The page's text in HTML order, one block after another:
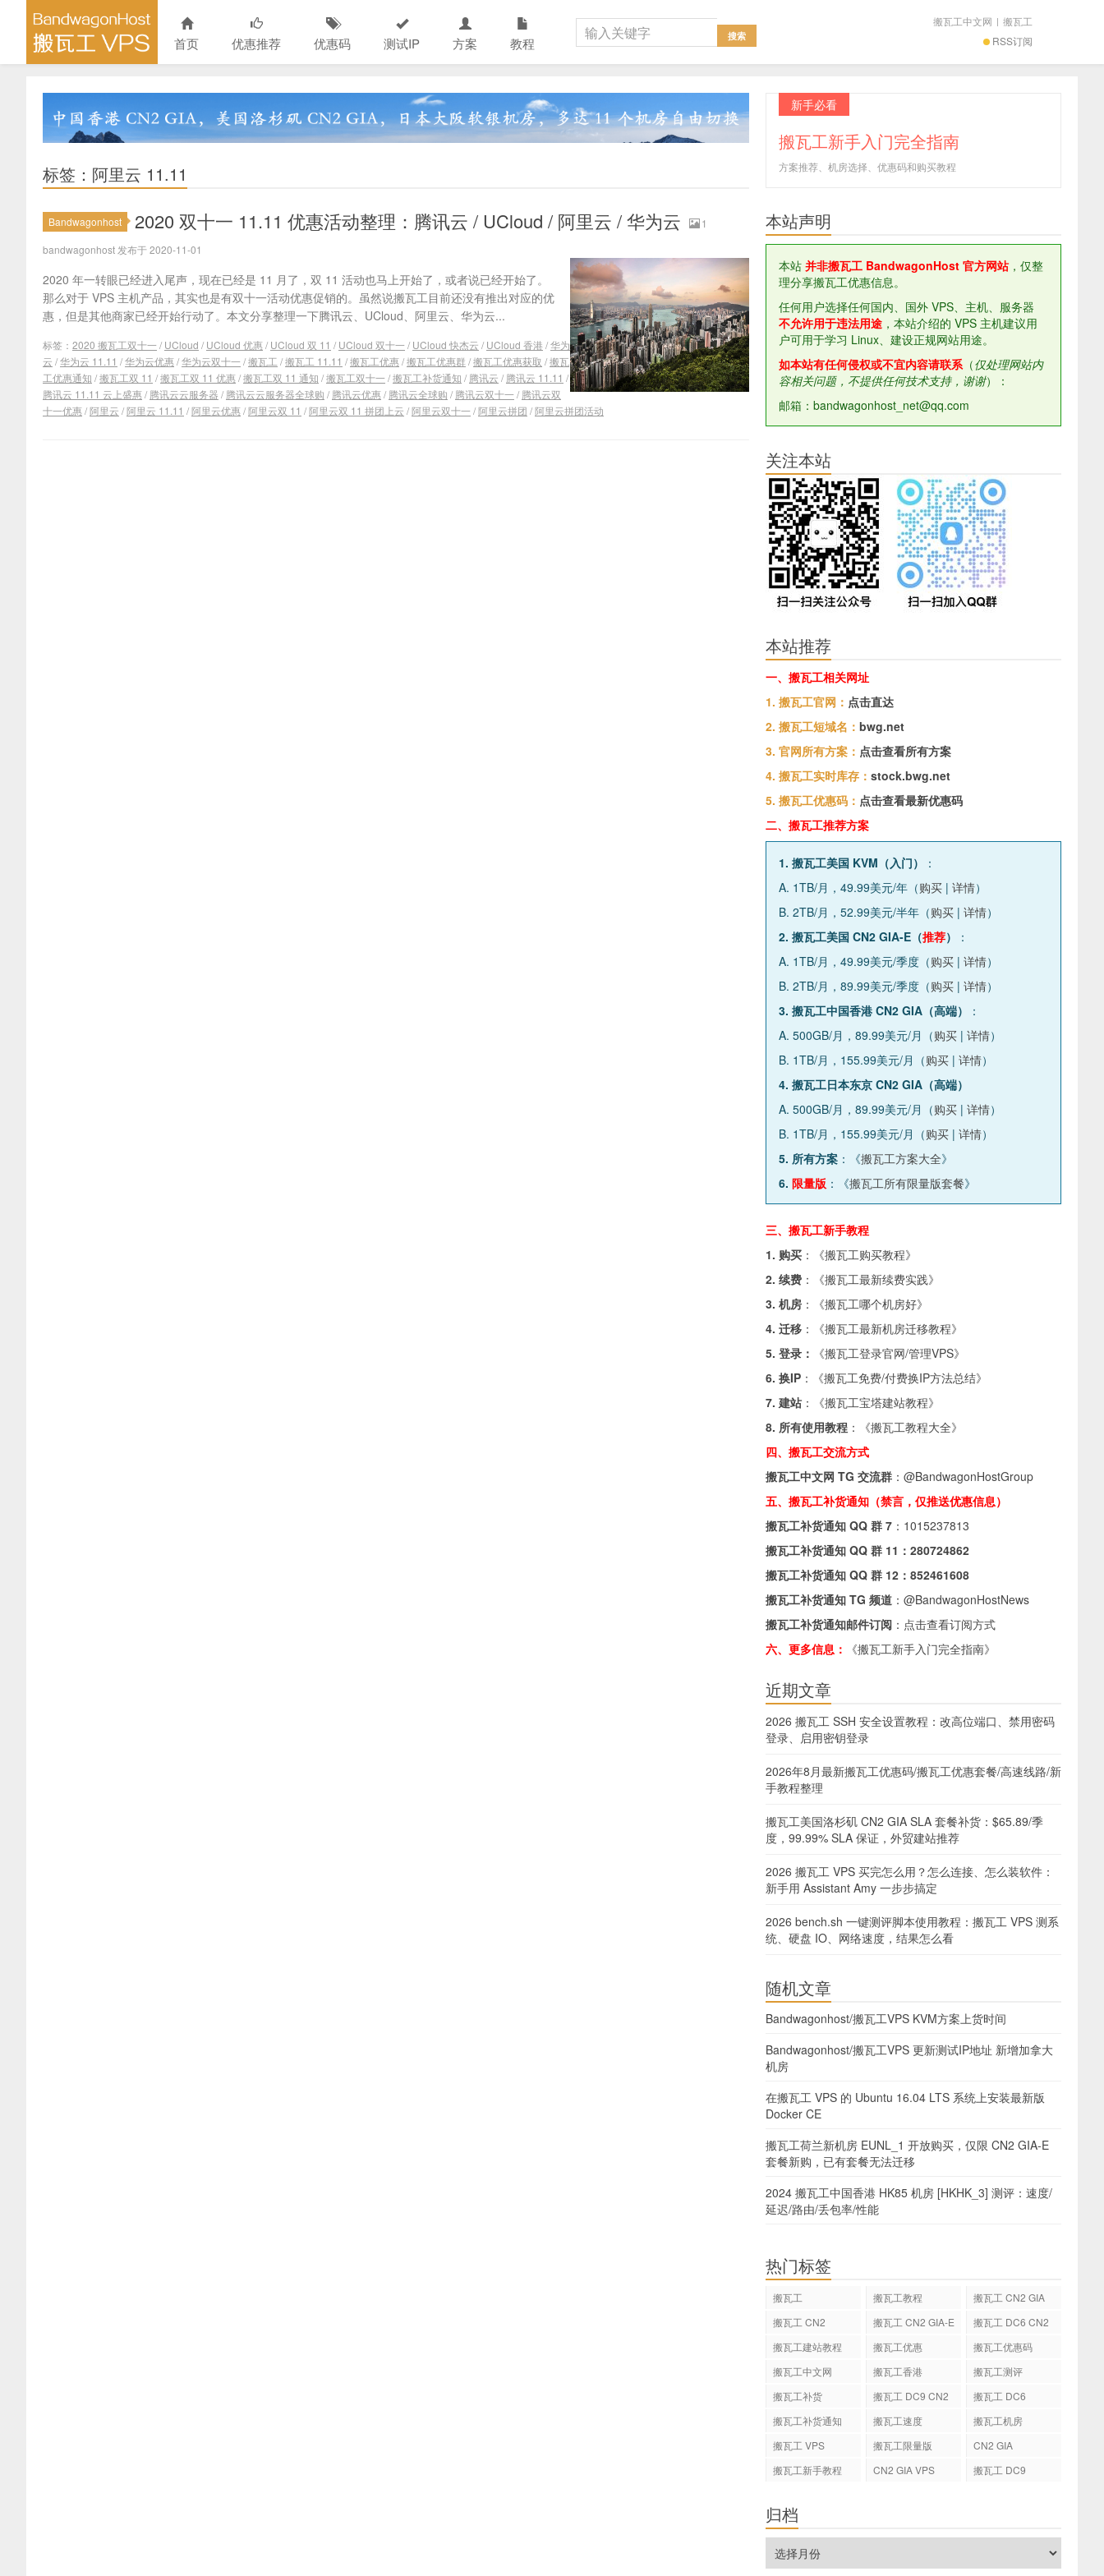
首页 优惠推荐 优惠码 测试IP 方案 教程 RSS订阅
搬瓦工中文网 | 搬瓦工
标签：阿里云 11.11
Bandwagonhost 2020 双十一 11.11 优惠活动整理：腾讯云 / UCloud / 阿里云 / 华为云
1
bandwagonhost 发布于 2020-11-01
2020 年一转眼已经进入尾声，现在已经是 11 月了，双 11 活动也马上开始了，或者说已经开始了。
那么对于 VPS 主机产品，其实也是有双十一活动优惠促销的。虽然说搬瓦工目前还没有推出对应的优
惠，但是其他商家已经开始行动了。本文分享整理一下腾讯云、UCloud、阿里云、华为云...
标签： 2020 搬瓦工双十一/ UCloud / UCloud 优惠/ UCloud 双 11 / UCloud 双十一/ UCloud 快杰云 / UCloud 香港 /华为
云 /华为云 11.11 /华为云优惠/华为云双十一/搬瓦工 /搬瓦工 11.11 /搬瓦工优惠/搬瓦工优惠群/搬瓦工优惠获取 /搬瓦
工优惠通知 /搬瓦工双 11 /搬瓦工双 11 优惠/搬瓦工双 11 通知 /搬瓦工双十一/搬瓦工补货通知 / 腾讯云 / 腾讯云 11.11 /
腾讯云 11.11 云上盛惠/ 腾讯云云服务器 / 腾讯云云服务器全球购 / 腾讯云优惠/ 腾讯云全球购 / 腾讯云双十一/ 腾讯云双
十一优惠/阿里云 /阿里云 11.11 /阿里云优惠/阿里云双 11 /阿里云双 11 拼团上云 /阿里云双十一/阿里云拼团 /阿里云拼团活动
新手必看
搬瓦工新手入门完全指南
方案推荐、机房选择、优惠码和购买教程
本站声明
本站 并非搬瓦工 BandwagonHost 官方网站，仅整
理分享搬瓦工优惠信息。
任何用户选择任何国内、国外 VPS、主机、服务器
不允许用于违法用途 ，本站介绍的 VPS 主机建议用
户可用于学习 Linux、建设正规网站用途。
如本站有任何侵权或不宜内容请联系（仅处理网站内
容相关问题，不提供任何技术支持，谢谢）：
邮箱：bandwagonhost_net@qq.com
关注本站
本站推荐
一、搬瓦工相关网址
1. 搬瓦工官网： 点击直达
2. 搬瓦工短域名： bwg.net
3. 官网所有方案： 点击查看所有方案
4. 搬瓦工实时库存： stock.bwg.net
5. 搬瓦工优惠码： 点击查看最新优惠码
二、搬瓦工推荐方案
1. 搬瓦工美国 KVM（入门）
：
A. 1TB/月，49.99美元/年（购买 | 详情）
B. 2TB/月，52.99美元/半年（购买 | 详情）
2. 搬瓦工美国 CN2 GIA-E（推荐）
：
A. 1TB/月，49.99美元/季度（购买 | 详情）
B. 2TB/月，89.99美元/季度（购买 | 详情）
3. 搬瓦工中国香港 CN2 GIA（高端）
：
A. 500GB/月，89.99美元/月（购买 | 详情）
B. 1TB/月，155.99美元/月（购买 | 详情）
4. 搬瓦工日本东京 CN2 GIA（高端）
A. 500GB/月，89.99美元/月（购买 | 详情）
B. 1TB/月，155.99美元/月（购买 | 详情）
5. 所有方案 ：《搬瓦工方案大全》
6. 限量版 ：《搬瓦工所有限量版套餐》
三、搬瓦工新手教程
1. 购买 ：《搬瓦工购买教程》
2. 续费 ：《搬瓦工最新续费实践》
3. 机房 ：《搬瓦工哪个机房好》
4. 迁移 ：《搬瓦工最新机房迁移教程》
5. 登录：
《搬瓦工登录官网/管理VPS》
6. 换IP ：《搬瓦工免费/付费换IP方法总结》
7. 建站 ：《搬瓦工宝塔建站教程》
8. 所有使用教程 ：《搬瓦工教程大全》
四、搬瓦工交流方式
搬瓦工中文网 TG 交流群 ： @BandwagonHostGroup
五、搬瓦工补货通知（禁言，仅推送优惠信息）
搬瓦工补货通知 QQ 群 7 ： 1015237813
搬瓦工补货通知 QQ 群 11： 280724862
搬瓦工补货通知 QQ 群 12： 852461608
搬瓦工补货通知 TG 频道 ： @BandwagonHostNews
搬瓦工补货通知邮件订阅 ： 点击查看订阅方式
六、更多信息：
《搬瓦工新手入门完全指南》
近期文章
2026 搬瓦工 SSH 安全设置教程：改高位端口、禁用密码
登录、启用密钥登录
2026年8月最新搬瓦工优惠码/搬瓦工优惠套餐/高速线路/新
手教程整理
搬瓦工美国洛杉矶 CN2 GIA SLA 套餐补货：$65.89/季
度，99.99% SLA 保证，外贸建站推荐
2026 搬瓦工 VPS 买完怎么用？怎么连接、怎么装软件：
新手用 Assistant Amy 一步步搞定
2026 bench.sh 一键测评脚本使用教程：搬瓦工 VPS 测系
统、硬盘 IO、网络速度，结果怎么看
随机文章
Bandwagonhost/搬瓦工VPS KVM方案上货时间
Bandwagonhost/搬瓦工VPS 更新测试IP地址 新增加拿大
机房
在搬瓦工 VPS 的 Ubuntu 16.04 LTS 系统上安装最新版
Docker CE
搬瓦工荷兰新机房 EUNL_1 开放购买，仅限 CN2 GIA-E
套餐新购，已有套餐无法迁移
2024 搬瓦工中国香港 HK85 机房 [HKHK_3] 测评：速度/
延迟/路由/丢包率/性能
热门标签
搬瓦工 搬瓦工教程
搬瓦工 CN2 GIA
搬瓦工 CN2
搬瓦工 CN2 GIA-E
搬瓦工 DC6 CN2
搬瓦工建站教程 搬瓦工优惠
搬瓦工优惠码
搬瓦工中文网
搬瓦工香港
搬瓦工测评
搬瓦工补货
搬瓦工 DC9 CN2
搬瓦工 DC6
搬瓦工补货通知
搬瓦工速度
搬瓦工机房
搬瓦工 VPS
搬瓦工限量版
CN2 GIA
搬瓦工新手教程
CN2 GIA VPS 搬瓦工 DC9
归档